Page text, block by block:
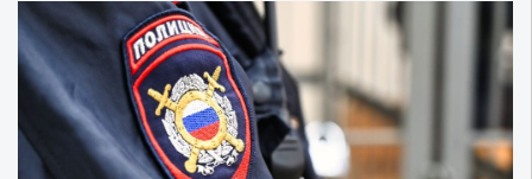
2